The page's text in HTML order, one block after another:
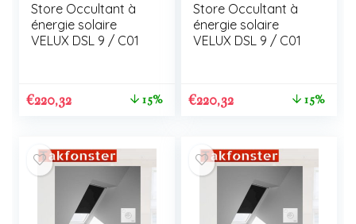
Store Occultant à
énergie solaire
VELUX DSL 9 / C01
€220,32 15%
Store Occultant à
énergie solaire
VELUX DSL 9 / C01
€220,32 15%